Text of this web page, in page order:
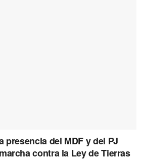
presencia del MDF y del PJ
contra la Ley de Tierras